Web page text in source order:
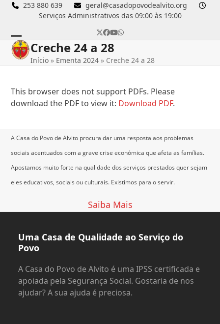
Skip
253 880 639
geral@casadopovodealvito.org
Serviços Administrativos das 09:00 às 19:00
Twitter
Facebook
YouTube
Whatsapp
Open
mobile
Close
mobile
Creche 24 a 28
Início » Ementa 2024 » Creche 24 a 28
This browser does not support PDFs. Please
download the PDF to view it: Download PDF.
A Casa do Povo de Alvito procura dar uma resposta aos problemas
sociais acentuados com a grave crise económica que afeta as famílias.
Apostamos muito forte na qualidade dos serviços prestados quer sejam
eles educativos, sociais ou culturais. Existimos para o servir.
Saiba Mais
Uma Casa de Qualidade ao Serviço do
Povo
A Casa do Povo de Alvito é uma IPSS certificada e
apoiada pela Segurança Social. Gostaria de nos
ajudar? A sua ajuda é preciosa.